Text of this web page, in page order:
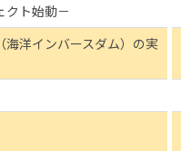
クト始動－
洋インバースダム）の実